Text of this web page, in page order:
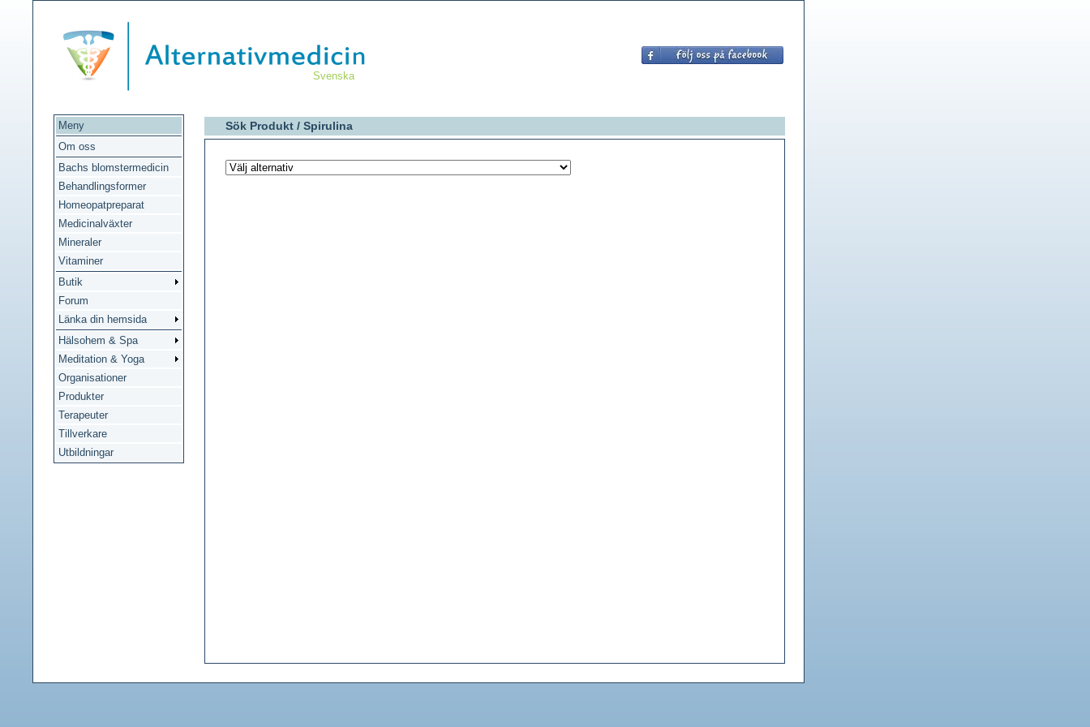
Svenska
Meny
Om oss
Bachs blomstermedicin
Behandlingsformer
Homeopatpreparat
Medicinalväxter
Mineraler
Vitaminer
Butik
Forum
Länka din hemsida
Hälsohem & Spa
Meditation & Yoga
Organisationer
Produkter
Terapeuter
Tillverkare
Utbildningar
Sök Produkt / Spirulina